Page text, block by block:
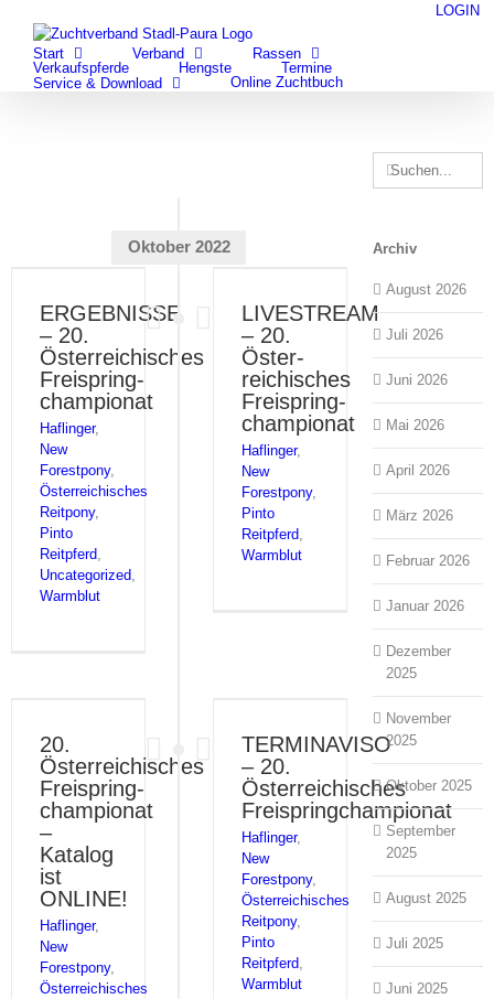
springen
facebook
youtube
LOGIN
Start Verband
Rassen
Verkaufspferde
Hengste
Termine
Service & Download
Online Zuchtbuch
Oktober 2022
ERGEBNISSE
– 20.
Österreichisches
Freispring­
championat
Haflinger,
New
Forestpony,
Österreichisches
Reitpony,
Pinto
Reitpferd
Uncategorized
Warmblut
LIVESTREAM
– 20.
Öster­
reichisches
Freispring­
championat
Haflinger,
New
Forestpony,
Pinto
Reitpferd
Warmblut
20.
Österreichisches
Freispring­
championat
–
Katalog
ist
ONLINE!
Haflinger,
New
Forestpony,
Österreichisches
TERMINAVISO
– 20.
Österreichisches
Freispringchampionat
Haflinger,
New
Forestpony,
Österreichisches
Reitpony,
Pinto
Reitpferd
Warmblut
Suche
nach:
Archiv
August 2026
Juli 2026
Juni 2026
Mai 2026
April 2026
März 2026
Februar 2026
Januar 2026
Dezember
2025
November
2025
Oktober 2025
September
2025
August 2025
Juli 2025
Juni 2025